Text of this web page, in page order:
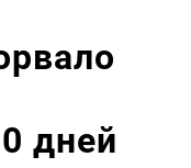
дней